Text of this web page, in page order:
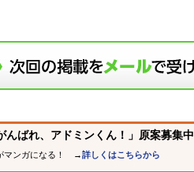
んばれ、アドミンくん！」原案募集中
マンガになる！ →詳しくはこちらから